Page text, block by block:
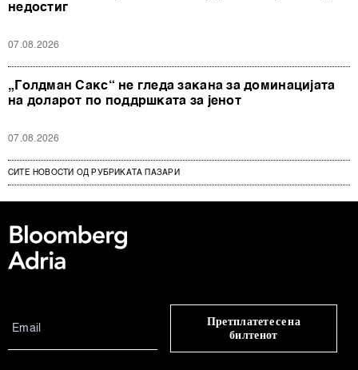
недостиг
07.08.2026
„Голдман Сакс“ не гледа закана за доминацијата
на доларот по поддршката за јенот
07.08.2026
СИТЕ НОВОСТИ ОД РУБРИКАТА ПАЗАРИ
Претплатете се на
билтенот